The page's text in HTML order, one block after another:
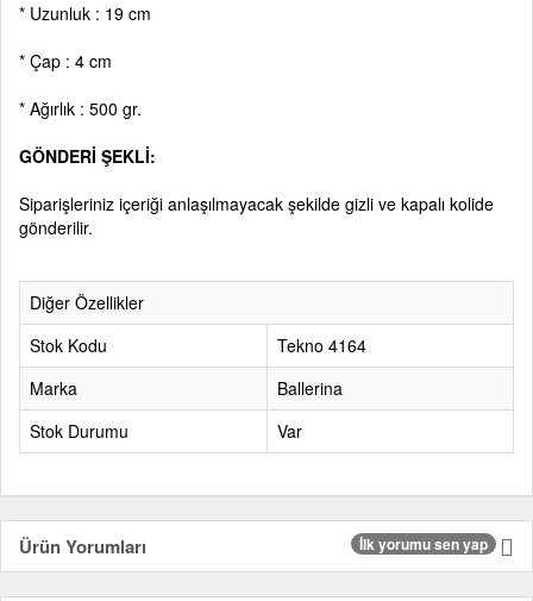
* Uzunluk : 19 cm
* Çap : 4 cm
* Ağırlık : 500 gr.
GÖNDERİ ŞEKLİ:
Siparişleriniz içeriği anlaşılmayacak şekilde gizli ve kapalı kolide
gönderilir.
Diğer Özellikler
Stok Kodu
Tekno 4164
Marka
Ballerina
Stok Durumu
Var
Ürün Yorumları İlk yorumu sen yap